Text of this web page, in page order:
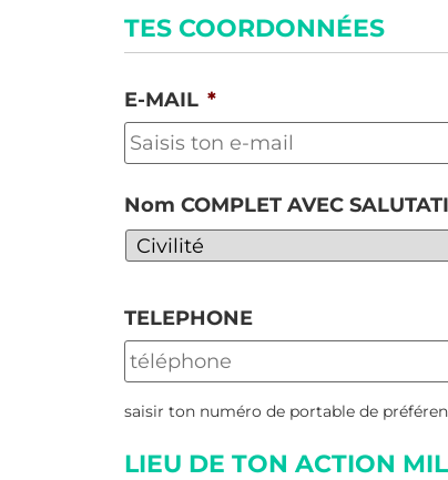
TES COORDONNÉES
E-MAIL *
Nom COMPLET AVEC
TELEPHONE
saisir ton numéro de portable de
LIEU DE TON ACTION